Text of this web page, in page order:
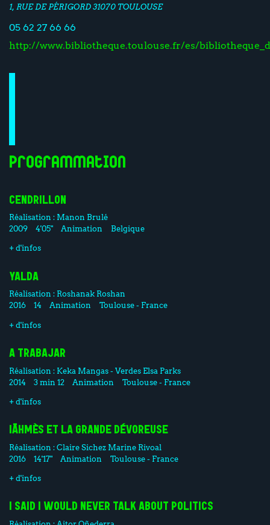
1, RUE DE PÉRIGORD 31070 TOULOUSE
05 62 27 66 66
http://www.bibliotheque.toulouse.fr/es/
Programmation
CENDRILLON
Réalisation : Manon Brulé
2009
4'05" Animation Belgique
+ d'infos
YALDA
Réalisation : Roshanak Roshan
2016
14 Animation Toulouse - France
+ d'infos
A TRABAJAR
Réalisation : Keka Mangas - Verdes Elsa Parks
2014
3 min 12 Animation Toulouse - France
+ d'infos
IÂHMÈS ET LA GRANDE DÉVOREUSE
Réalisation :Claire Sichez Marine Rivoal
2016
14'17" Animation Toulouse - France
+ d'infos
I SAID I WOULD NEVER TALK ABOUT POLITICS